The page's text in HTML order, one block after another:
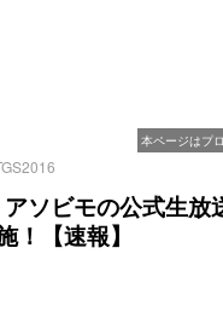
本ページはプ
アソビモの公式生
！【速報】